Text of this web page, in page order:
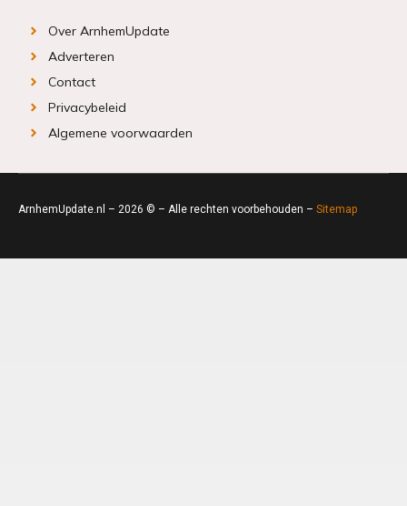
Over ArnhemUpdate
Adverteren
Contact
Privacybeleid
Algemene voorwaarden
ArnhemUpdate.nl – 2026 © – Alle rechten voorbehouden – Sitemap